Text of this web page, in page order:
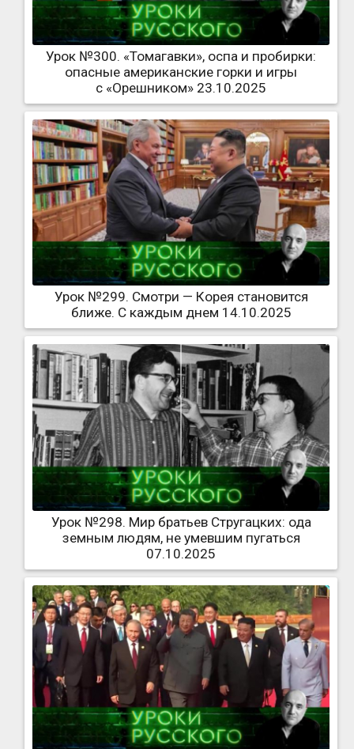
Урок №300. «Томагавки», оспа и пробирки:
опасные американские горки и игры
с «Орешником» 23.10.2025
Урок №299. Смотри — Корея становится
ближе. С каждым днем 14.10.2025
Урок №298. Мир братьев Стругацких: ода
земным людям, не умевшим пугаться
07.10.2025